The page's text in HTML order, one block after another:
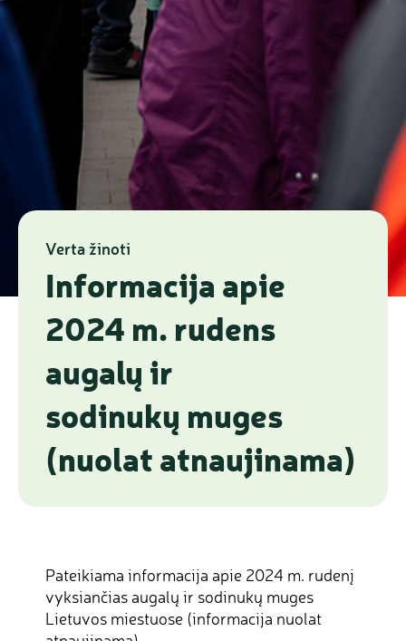
Verta žinoti
Informacija apie
2024 m. rudens
augalų ir
sodinukų muges
(nuolat atnaujinama)
Pateikiama informacija apie 2024 m. rudenį
vyksiančias augalų ir sodinukų muges
Lietuvos miestuose (informacija nuolat